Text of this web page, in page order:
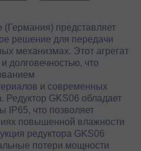
(Германия) представляет
решение для передачи
механизмах. Этот агрегат
долговечностью, что
и современных
Редуктор GKS06 обладает
IP65, что позволяет
повышенной влажности
редуктора GKS06
потери мощности